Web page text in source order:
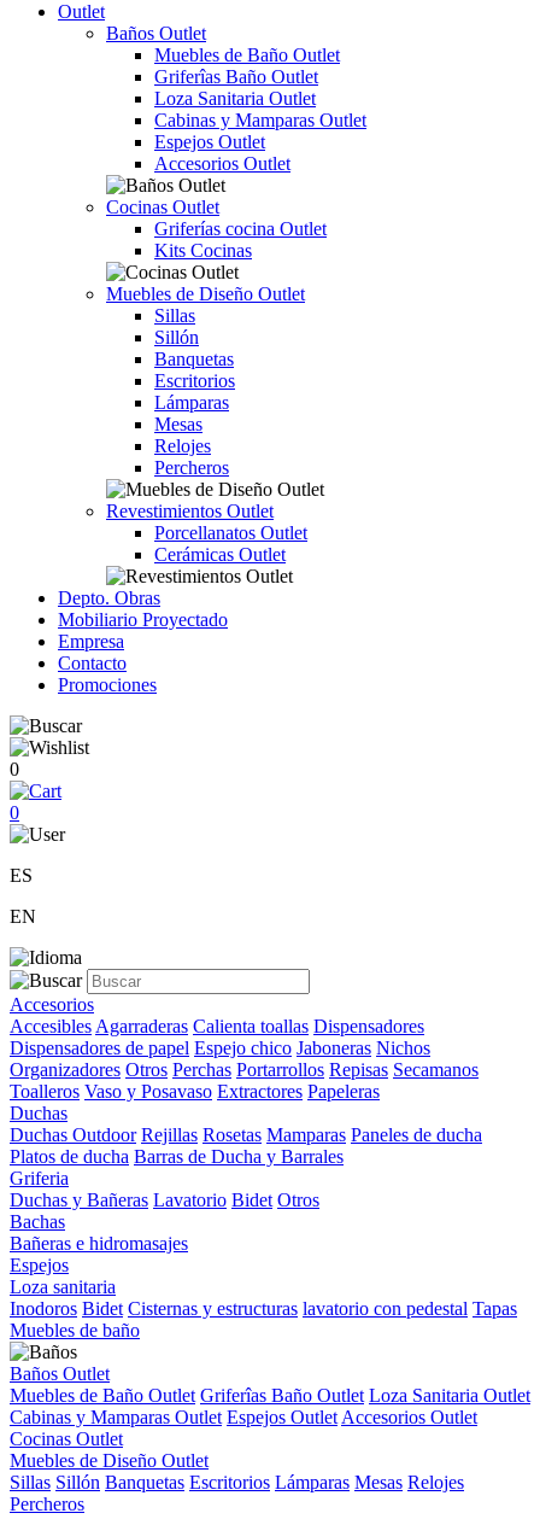
Outlet
Baños Outlet
Muebles de Baño Outlet
Griferîas Baño Outlet
Loza Sanitaria Outlet
Cabinas y Mamparas Outlet
Espejos Outlet
Accesorios Outlet
Cocinas Outlet
Griferías cocina Outlet
Kits Cocinas
Muebles de Diseño Outlet
Sillas
Sillón
Banquetas
Escritorios
Lámparas
Mesas
Relojes
Percheros
Revestimientos Outlet
Porcellanatos Outlet
Cerámicas Outlet
Depto. Obras
Mobiliario Proyectado
Empresa
Contacto
Promociones
0
0
ES
EN
Accesorios
Accesibles Agarraderas Calienta toallas Dispensadores
Dispensadores de papel Espejo chico Jaboneras Nichos
Organizadores Otros Perchas Portarrollos Repisas Secamanos
Toalleros Vaso y Posavaso Extractores Papeleras
Duchas
Duchas Outdoor Rejillas Rosetas Mamparas Paneles de ducha
Platos de ducha Barras de Ducha y Barrales
Griferia
Duchas y Bañeras Lavatorio Bidet Otros
Bachas
Bañeras e hidromasajes
Espejos
Loza sanitaria
Inodoros Bidet Cisternas y estructuras lavatorio con pedestal Tapas
Muebles de baño
Baños Outlet
Muebles de Baño Outlet Griferîas Baño Outlet Loza Sanitaria Outlet
Cabinas y Mamparas Outlet Espejos Outlet Accesorios Outlet
Cocinas Outlet
Muebles de Diseño Outlet
Sillas Sillón Banquetas Escritorios Lámparas Mesas Relojes
Percheros